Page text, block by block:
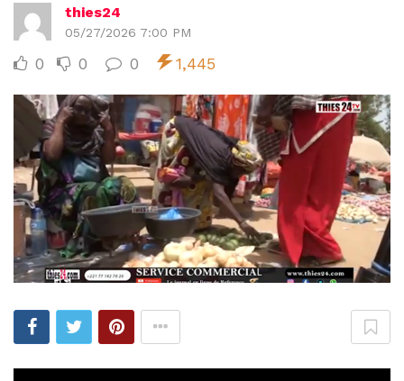
thies24
05/27/2026 7:00 PM
0 0 0 1,445